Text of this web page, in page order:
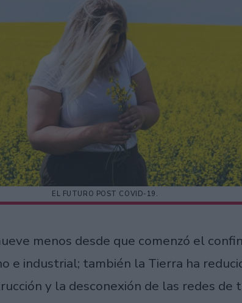
EL FUTURO POST COVID-19.
menos desde que comenzó el
e industrial; también la Tierra ha
y la desconexión de las redes de